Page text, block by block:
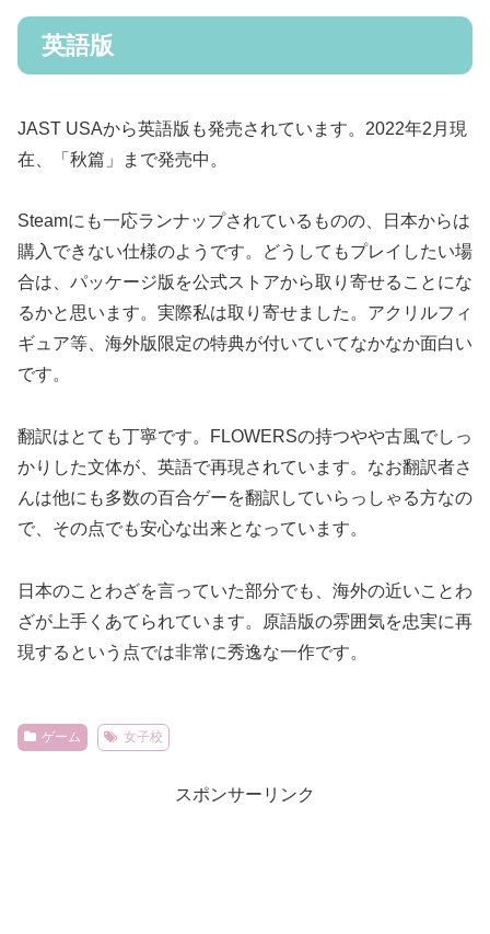
英語版
JAST USAから英語版も発売されています。2022年2月現
在、「秋篇」まで発売中。
Steamにも一応ランナップされているものの、日本からは
購入できない仕様のようです。どうしてもプレイしたい場
合は、パッケージ版を公式ストアから取り寄せることにな
るかと思います。実際私は取り寄せました。アクリルフィ
ギュア等、海外版限定の特典が付いていてなかなか面白い
です。
翻訳はとても丁寧です。FLOWERSの持つやや古風でしっ
かりした文体が、英語で再現されています。なお翻訳者さ
んは他にも多数の百合ゲーを翻訳していらっしゃる方なの
で、その点でも安心な出来となっています。
日本のことわざを言っていた部分でも、海外の近いことわ
ざが上手くあてられています。原語版の雰囲気を忠実に再
現するという点では非常に秀逸な一作です。
ゲーム 女子校
スポンサーリンク